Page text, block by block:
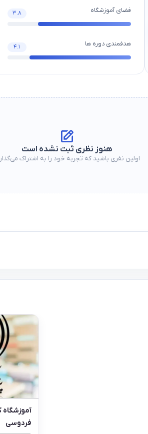
فضای آموزشگاه ۳.۸
هدفمندی دوره ها ۴.۱
هنوز نظری ثبت نشده است
اولین نفری باشید که تجربه خود را به اشتراک
آموزشگاه
فردوسی